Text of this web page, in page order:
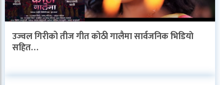
उज्वल गिरीको तीज गीत कोठी गालैमा सार्वजनिक भिडियाे
सहित…